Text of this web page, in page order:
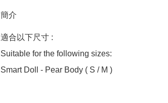
簡介
適合以下尺寸 :
Suitable for the following sizes:
Smart Doll - Pear Body ( S / M )